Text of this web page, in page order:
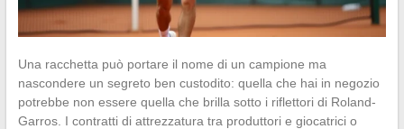
Una racchetta può portare il nome di un campione ma
nascondere un segreto ben custodito: quella che hai in negozio
potrebbe non essere quella che brilla sotto i riflettori di Roland-
Garros. I contratti di attrezzatura tra produttori e giocatrici o